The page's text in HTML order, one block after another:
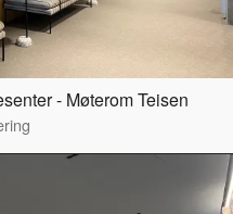
- Møterom Teisen